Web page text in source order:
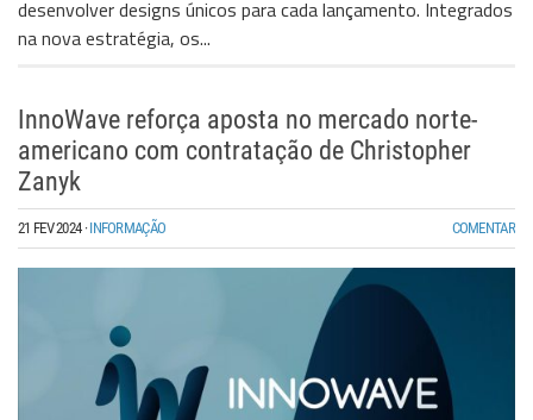
desenvolver designs únicos para cada lançamento. Integrados
na nova estratégia, os...
InnoWave reforça aposta no mercado norte-
americano com contratação de Christopher
Zanyk
21 FEV 2024·INFORMAÇÃO COMENTAR